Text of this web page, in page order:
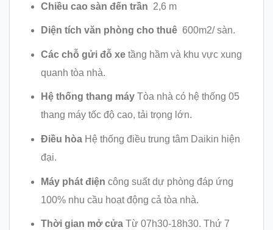
Chiều cao sàn đến trần 2,6 m
Diện tích văn phòng cho thuê 600m2/ sàn.
Các chỗ gửi đỗ xe tầng hầm và khu vực xung
quanh tòa nhà.
Hệ thống thang máy Tòa nhà có hệ thống 05
thang máy tốc độ cao, tải trọng lớn.
Điều hòa Hệ thống điều trung tâm Daikin hiện
đại.
Máy phát điện công suất dự phòng đáp ứng
100% nhu cầu hoạt động cả tòa nhà.
Thời gian mở cửa Từ 07h30-18h30. Thứ 7